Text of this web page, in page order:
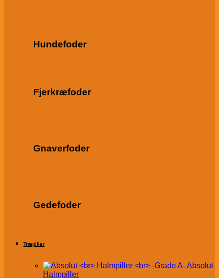
Hundefoder
Fjerkræfoder
Gnaverfoder
Gedefoder
Træpiller
Absolut
Halmpiller